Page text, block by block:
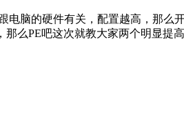
脑的硬件有关，配置越高，那
么PE吧这次就教大家两个明显提高